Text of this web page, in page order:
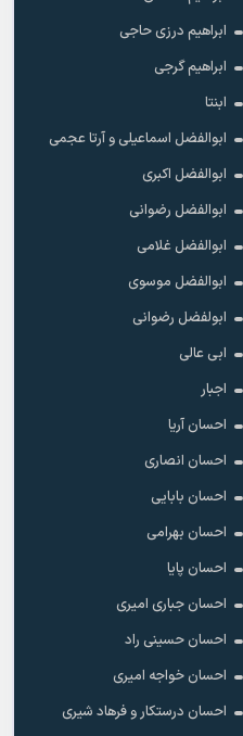
ابراهیم درزی حاجی
ابراهیم گرجی
ابنتا
ابوالفضل اسماعیلی و آرتا عجمی
ابوالفضل اکبری
ابوالفضل رضوانی
ابوالفضل غلامی
ابوالفضل موسوی
ابولفضل رضوانی
ابی عالی
اجبار
احسان آریا
احسان انصاری
احسان بابایی
احسان بهرامی
احسان پایا
احسان جباری امیری
احسان حسینی راد
احسان خواجه امیری
احسان درستکار و فرهاد شیرى